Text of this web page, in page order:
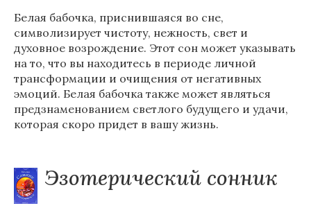
Белая бабочка, приснившаяся во сне,
символизирует чистоту, нежность, свет и
духовное возрождение. Этот сон может указывать
на то, что вы находитесь в периоде личной
трансформации и очищения от негативных
эмоций. Белая бабочка также может являться
предзнаменованием светлого будущего и удачи,
которая скоро придет в вашу жизнь.
Эзотерический сонник